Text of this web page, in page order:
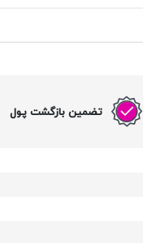
تضمین بازگشت پول